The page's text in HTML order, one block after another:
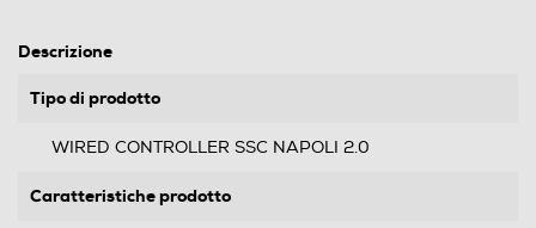
Descrizione
Tipo di prodotto
WIRED CONTROLLER SSC NAPOLI 2.0
Caratteristiche prodotto